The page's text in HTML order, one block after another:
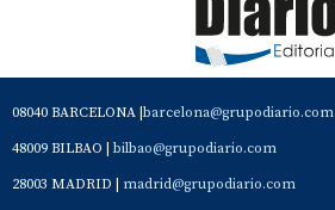
08040 BARCELONA | barcelona@grupodiario.com
48009 BILBAO | bilbao@grupodiario.com
28003 MADRID | madrid@grupodiario.com